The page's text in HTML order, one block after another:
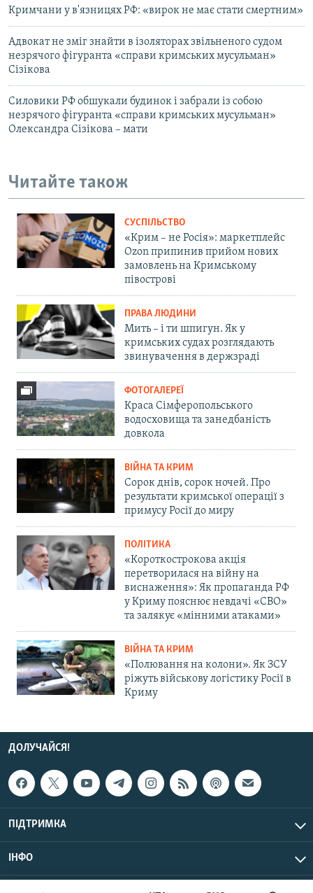
Кримчани у в'язницях РФ: «вирок не має стати смертним»
Адвокат не зміг знайти в ізоляторах звільненого судом
незрячого фігуранта «справи кримських мусульман»
Сізікова
Силовики РФ обшукали будинок і забрали із собою
незрячого фігуранта «справи кримських мусульман»
Олександра Сізікова – мати
Читайте також
СУСПІЛЬСТВО
«Крим – не Росія»: маркетплейс
Ozon припинив прийом нових
замовлень на Кримському
півострові
ПРАВА ЛЮДИНИ
Мить – і ти шпигун. Як у
кримських судах розглядають
звинувачення в держзраді
ФОТОГАЛЕРЕЇ
Краса Сімферопольського
водосховища та занедбаність
довкола
ВІЙНА ТА КРИМ
Сорок днів, сорок ночей. Про
результати кримської операції з
примусу Росії до миру
ПОЛІТИКА
«Короткострокова акція
перетворилася на війну на
виснаження»: Як пропаганда РФ
у Криму пояснює невдачі «СВО»
та залякує «мінними атаками»
ВІЙНА ТА КРИМ
«Полювання на колони». Як ЗСУ
ріжуть військову логістику Росії в
Криму
ДОЛУЧАЙСЯ!
ПІДТРИМКА
ІНФО